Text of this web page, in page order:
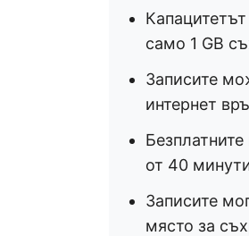
само 1 GB
Записите
интернет
от 40
Записите
място за